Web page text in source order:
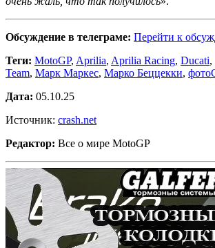
Обсуждение в телеграме: Перейти к
Теги: MotoGP, Aprilia, Aprilia Racing, Ducati,
Team, Марк Маркес, Марко Беццекки,
Дата: 05.10.25
Источник: crash.net
Редактор: Все о мире MotoGP